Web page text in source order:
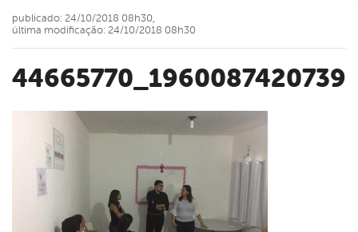
publicado: 24/10/2018 08h30,
última modificação: 24/10/2018 08h30